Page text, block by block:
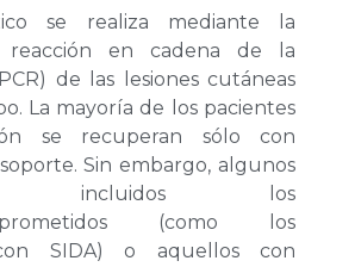
se realiza mediante la
en cadena de la
de las lesiones cutáneas
La mayoría de los pacientes
se recuperan sólo con
Sin embargo, algunos
incluidos los
(como los
SIDA) o aquellos con